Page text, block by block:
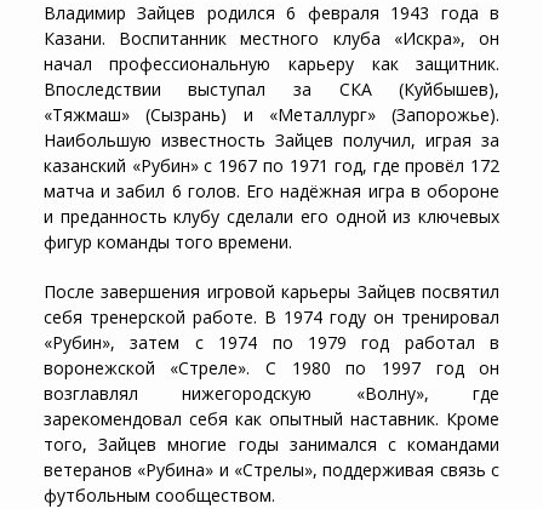
Владимир Зайцев родился 6 февраля 1943 года в
Казани. Воспитанник местного клуба «Искра», он
начал профессиональную карьеру как защитник.
Впоследствии выступал за СКА (Куйбышев),
«Тяжмаш» (Сызрань) и «Металлург» (Запорожье).
Наибольшую известность Зайцев получил, играя за
казанский «Рубин» с 1967 по 1971 год, где провёл 172
матча и забил 6 голов. Его надёжная игра в обороне
и преданность клубу сделали его одной из ключевых
фигур команды того времени.
После завершения игровой карьеры Зайцев посвятил
себя тренерской работе. В 1974 году он тренировал
«Рубин», затем с 1974 по 1979 год работал в
воронежской «Стреле». С 1980 по 1997 год он
возглавлял нижегородскую «Волну», где
зарекомендовал себя как опытный наставник. Кроме
того, Зайцев многие годы занимался с командами
ветеранов «Рубина» и «Стрелы», поддерживая связь с
футбольным сообществом.